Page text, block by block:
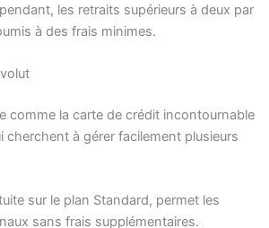
les retraits supérieurs à deux par
à des frais minimes.
comme la carte de crédit incontournable
cherchent à gérer facilement plusieurs
sur le plan Standard, permet les
sans frais supplémentaires.